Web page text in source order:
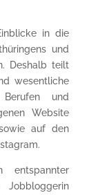
in die
und
Deshalb teilt
wesentliche
und
Website
auf den